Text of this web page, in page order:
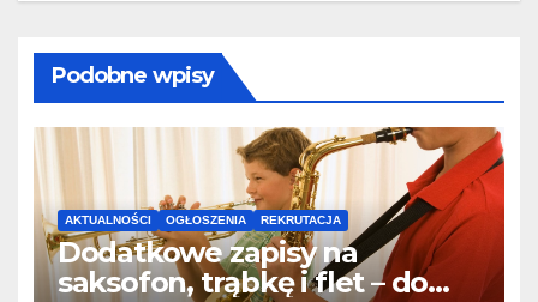
Podobne wpisy
AKTUALNOŚCI OGŁOSZENIA REKRUTACJA
Dodatkowe zapisy na
saksofon, trąbkę i flet – do